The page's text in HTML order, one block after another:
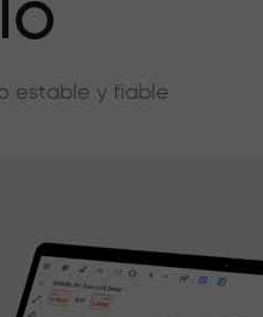
estable y fiable